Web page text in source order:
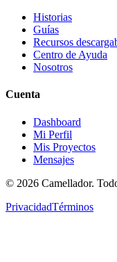
Historias
Guías
Recursos
Centro de Ayuda
Nosotros
Cuenta
Dashboard
Mi Perfil
Mis Proyectos
Mensajes
© 2026 Camellador.
PrivacidadTérminos